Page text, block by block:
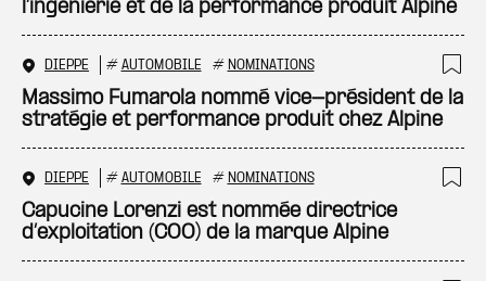
l’ingénierie et de la performance produit Alpine
DIEPPE # AUTOMOBILE # NOMINATIONS
Massimo Fumarola nommé vice-président de la
stratégie et performance produit chez Alpine
DIEPPE # AUTOMOBILE # NOMINATIONS
Capucine Lorenzi est nommée directrice
d’exploitation (COO) de la marque Alpine